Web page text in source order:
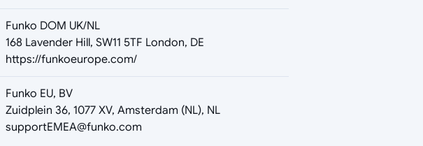
Funko DOM UK/NL
168 Lavender Hill, SW11 5TF London, DE
https://funkoeurope.com/
Funko EU, BV
Zuidplein 36, 1077 XV, Amsterdam (NL), NL
supportEMEA@funko.com